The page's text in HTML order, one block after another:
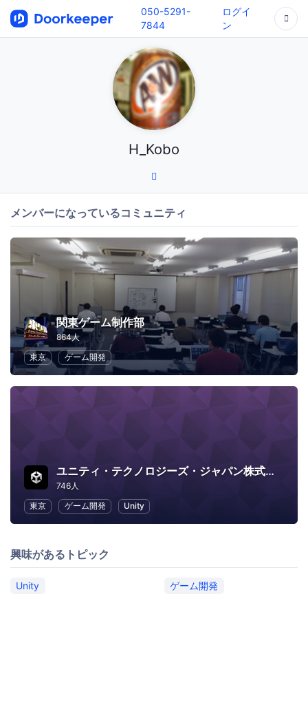
050-5291-
7844
ログイ
ン
H_Kobo
メンバーになっているコミュニティ
関東ゲーム制作部
864人
東京
ゲーム開発
ユニティ・テクノロジーズ・ジャパン株式会社
746人
東京
ゲーム開発 Unity
興味があるトピック
Unity ゲーム開発